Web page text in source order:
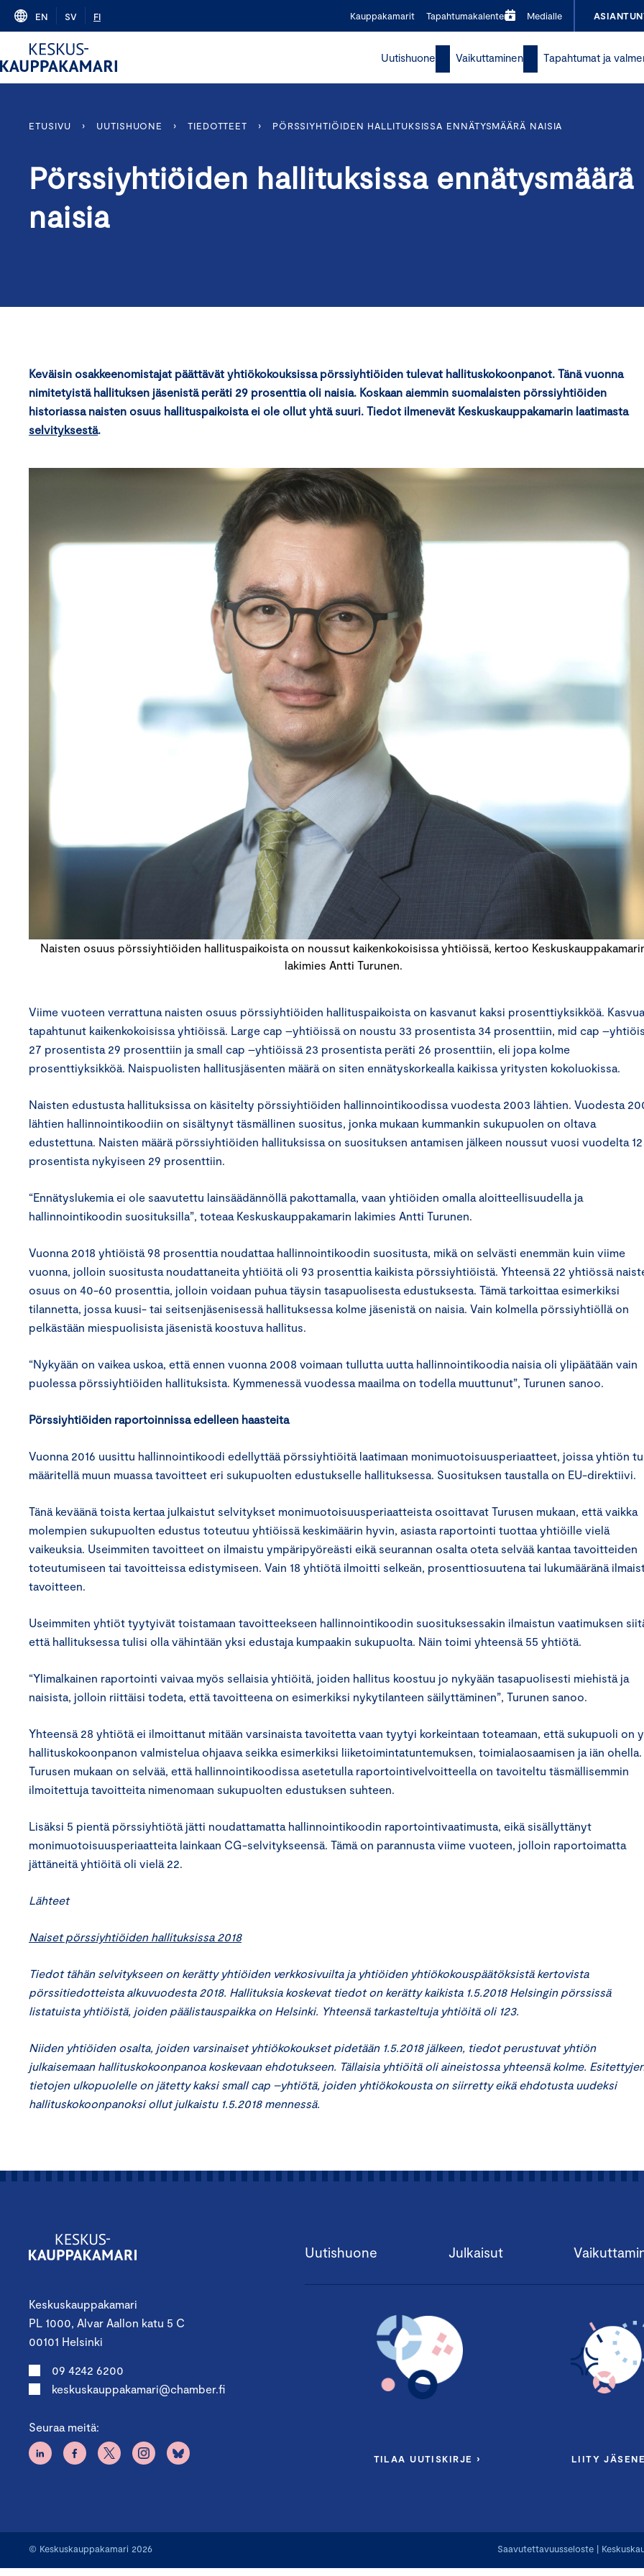
Skip
content
EN SV FI Kauppakamarit Tapahtumakalenteri Medialle
Uutishuone Vaikuttaminen Tapahtumat ja
ETUSIVU › UUTISHUONE › TIEDOTTEET › PÖRSSIYHTIÖIDEN HALLITUKSISSA ENNÄTYSMÄÄRÄ NAISIA
Pörssiyhtiöiden hallituksissa ennätysmäärä
naisia
Keväisin osakkeenomistajat päättävät yhtiökokouksissa pörssiyhtiöiden tulevat hallituskokoonpanot. Tänä vuonna
nimitetyistä hallituksen jäsenistä peräti 29 prosenttia oli naisia. Koskaan aiemmin suomalaisten pörssiyhtiöiden
historiassa naisten osuus hallituspaikoista ei ole ollut yhtä suuri. Tiedot ilmenevät Keskuskauppakamarin laatimasta
selvityksestä.
Naisten osuus pörssiyhtiöiden hallituspaikoista on noussut kaikenkokoisissa yhtiöissä, kertoo
lakimies Antti Turunen.
Viime vuoteen verrattuna naisten osuus pörssiyhtiöiden hallituspaikoista on kasvanut kaksi prosenttiyksikköä.
tapahtunut kaikenkokoisissa yhtiöissä. Large cap –yhtiöissä on noustu 33 prosentista 34 prosenttiin, mid cap
27 prosentista 29 prosenttiin ja small cap –yhtiöissä 23 prosentista peräti 26 prosenttiin, eli jopa kolme
prosenttiyksikköä. Naispuolisten hallitusjäsenten määrä on siten ennätyskorkealla kaikissa yritysten kokoluokissa.
Naisten edustusta hallituksissa on käsitelty pörssiyhtiöiden hallinnointikoodissa vuodesta 2003 lähtien. Vuodesta
lähtien hallinnointikoodiin on sisältynyt täsmällinen suositus, jonka mukaan kummankin sukupuolen on oltava
edustettuna. Naisten määrä pörssiyhtiöiden hallituksissa on suosituksen antamisen jälkeen noussut vuosi vuodelta 12
prosentista nykyiseen 29 prosenttiin.
“Ennätyslukemia ei ole saavutettu lainsäädännöllä pakottamalla, vaan yhtiöiden omalla aloitteellisuudella ja
hallinnointikoodin suosituksilla”, toteaa Keskuskauppakamarin lakimies Antti Turunen.
Vuonna 2018 yhtiöistä 98 prosenttia noudattaa hallinnointikoodin suositusta, mikä on selvästi enemmän kuin viime
vuonna, jolloin suositusta noudattaneita yhtiöitä oli 93 prosenttia kaikista pörssiyhtiöistä. Yhteensä 22 yhtiössä
osuus on 40-60 prosenttia, jolloin voidaan puhua täysin tasapuolisesta edustuksesta. Tämä tarkoittaa esimerkiksi
tilannetta, jossa kuusi- tai seitsenjäsenisessä hallituksessa kolme jäsenistä on naisia. Vain kolmella pörssiyhtiöllä on
pelkästään miespuolisista jäsenistä koostuva hallitus.
“Nykyään on vaikea uskoa, että ennen vuonna 2008 voimaan tullutta uutta hallinnointikoodia naisia oli ylipäätään vain
puolessa pörssiyhtiöiden hallituksista. Kymmenessä vuodessa maailma on todella muuttunut”, Turunen sanoo.
Pörssiyhtiöiden raportoinnissa edelleen haasteita
Vuonna 2016 uusittu hallinnointikoodi edellyttää pörssiyhtiöitä laatimaan monimuotoisuusperiaatteet, joissa yhtiön
määritellä muun muassa tavoitteet eri sukupuolten edustukselle hallituksessa. Suosituksen taustalla on EU-direktiivi.
Tänä keväänä toista kertaa julkaistut selvitykset monimuotoisuusperiaatteista osoittavat Turusen mukaan, että vaikka
molempien sukupuolten edustus toteutuu yhtiöissä keskimäärin hyvin, asiasta raportointi tuottaa yhtiöille vielä
vaikeuksia. Useimmiten tavoitteet on ilmaistu ympäripyöreästi eikä seurannan osalta oteta selvää kantaa tavoitteiden
toteutumiseen tai tavoitteissa edistymiseen. Vain 18 yhtiötä ilmoitti selkeän, prosenttiosuutena tai lukumääränä
tavoitteen.
Useimmiten yhtiöt tyytyivät toistamaan tavoitteekseen hallinnointikoodin suosituksessakin ilmaistun vaatimuksen
että hallituksessa tulisi olla vähintään yksi edustaja kumpaakin sukupuolta. Näin toimi yhteensä 55 yhtiötä.
“Ylimalkainen raportointi vaivaa myös sellaisia yhtiöitä, joiden hallitus koostuu jo nykyään tasapuolisesti miehistä ja
naisista, jolloin riittäisi todeta, että tavoitteena on esimerkiksi nykytilanteen säilyttäminen”, Turunen sanoo.
Yhteensä 28 yhtiötä ei ilmoittanut mitään varsinaista tavoitetta vaan tyytyi korkeintaan toteamaan, että sukupuoli on
hallituskokoonpanon valmistelua ohjaava seikka esimerkiksi liiketoimintatuntemuksen, toimialaosaamisen ja iän ohella.
Turusen mukaan on selvää, että hallinnointikoodissa asetetulla raportointivelvoitteella on tavoiteltu täsmällisemmin
ilmoitettuja tavoitteita nimenomaan sukupuolten edustuksen suhteen.
Lisäksi 5 pientä pörssiyhtiötä jätti noudattamatta hallinnointikoodin raportointivaatimusta, eikä sisällyttänyt
monimuotoisuusperiaatteita lainkaan CG-selvitykseensä. Tämä on parannusta viime vuoteen, jolloin raportoimatta
jättäneitä yhtiöitä oli vielä 22.
Lähteet
Naiset pörssiyhtiöiden hallituksissa 2018
Tiedot tähän selvitykseen on kerätty yhtiöiden verkkosivuilta ja yhtiöiden yhtiökokouspäätöksistä kertovista
pörssitiedotteista alkuvuodesta 2018. Hallituksia koskevat tiedot on kerätty kaikista 1.5.2018 Helsingin pörssissä
listatuista yhtiöistä, joiden päälistauspaikka on Helsinki. Yhteensä tarkasteltuja yhtiöitä oli 123.
Niiden yhtiöiden osalta, joiden varsinaiset yhtiökokoukset pidetään 1.5.2018 jälkeen, tiedot perustuvat yhtiön
julkaisemaan hallituskokoonpanoa koskevaan ehdotukseen. Tällaisia yhtiöitä oli aineistossa yhteensä kolme.
tietojen ulkopuolelle on jätetty kaksi small cap –yhtiötä, joiden yhtiökokousta on siirretty eikä ehdotusta uudeksi
hallituskokoonpanoksi ollut julkaistu 1.5.2018 mennessä.
Keskuskauppakamari
PL 1000, Alvar Aallon katu 5 C
00101 Helsinki
09 4242 6200
keskuskauppakamari@chamber.fi
Seuraa meitä:
Uutishuone Julkaisut
TILAA UUTISKIRJE › LIITY
© Keskuskauppakamari 2026 Saavutettavuusseloste |